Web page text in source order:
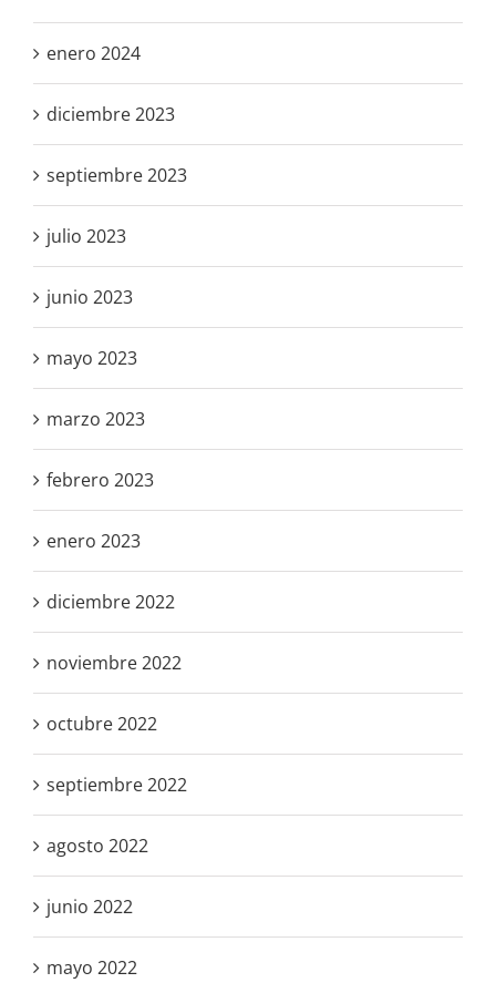
enero 2024
diciembre 2023
septiembre 2023
julio 2023
junio 2023
mayo 2023
marzo 2023
febrero 2023
enero 2023
diciembre 2022
noviembre 2022
octubre 2022
septiembre 2022
agosto 2022
junio 2022
mayo 2022